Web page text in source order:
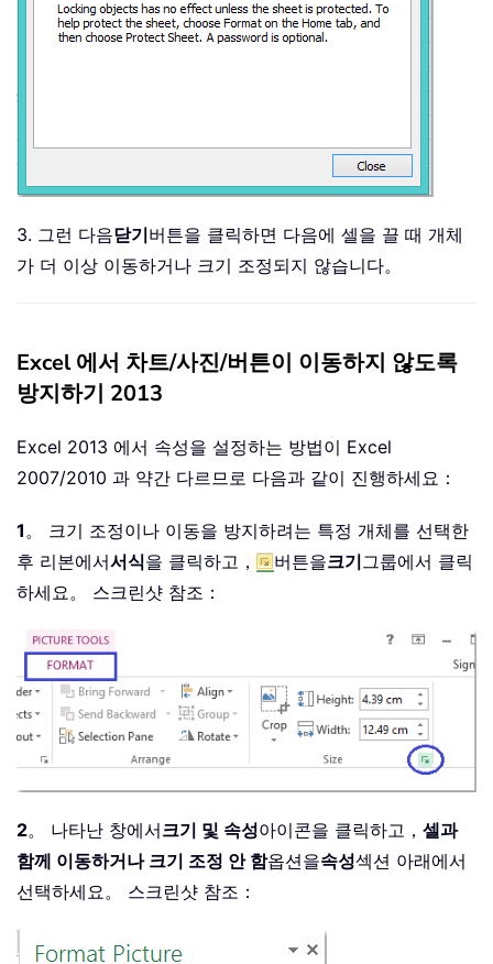
3. 그런 다음닫기버튼을 클릭하면 다음에 셀을 끌 때 개체
가 더 이상 이동하거나 크기 조정되지 않습니다。
Excel 에서 차트/사진/버튼이 이동하지 않도록
방지하기 2013
Excel 2013 에서 속성을 설정하는 방법이 Excel
2007/2010 과 약간 다르므로 다음과 같이 진행하세요：
1 。 크기 조정이나 이동을 방지하려는 특정 개체를 선택한
후 리본에서서식을 클릭하고， 버튼을크기그룹에서 클릭
하세요。 스크린샷 참조：
2。 나타난 창에서크기 및 속성아이콘을 클릭하고， 셀과
함께 이동하거나 크기 조정 안 함옵션을속성섹션 아래에서
선택하세요。 스크린샷 참조：